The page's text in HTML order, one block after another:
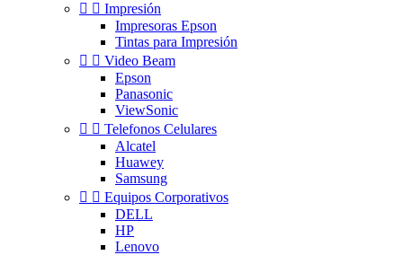
  Impresión
Impresoras Epson
Tintas para Impresión
  Video Beam
Epson
Panasonic
ViewSonic
  Telefonos Celulares
Alcatel
Huawey
Samsung
  Equipos Corporativos
DELL
HP
Lenovo